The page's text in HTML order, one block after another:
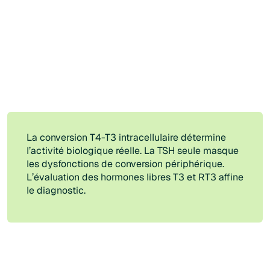
La conversion T4-T3 intracellulaire détermine
l’activité biologique réelle. La TSH seule masque
les dysfonctions de conversion périphérique.
L’évaluation des hormones libres T3 et RT3 affine
le diagnostic.